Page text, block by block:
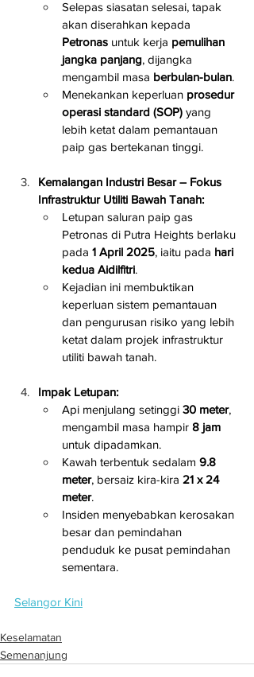
Selepas siasatan selesai, tapak
akan diserahkan kepada
Petronas untuk kerja pemulihan
jangka panjang, dijangka
mengambil masa berbulan-bulan.
Menekankan keperluan prosedur
operasi standard (SOP) yang
lebih ketat dalam pemantauan
paip gas bertekanan tinggi.
Kemalangan Industri Besar – Fokus
Infrastruktur Utiliti Bawah Tanah:
Letupan saluran paip gas
Petronas di Putra Heights berlaku
pada 1 April 2025, iaitu pada hari
kedua Aidilfitri.
Kejadian ini membuktikan
keperluan sistem pemantauan
dan pengurusan risiko yang lebih
ketat dalam projek infrastruktur
utiliti bawah tanah.
Impak Letupan:
Api menjulang setinggi 30 meter,
mengambil masa hampir 8 jam
untuk dipadamkan.
Kawah terbentuk sedalam 9.8
meter, bersaiz kira-kira 21 x 24
meter.
Insiden menyebabkan kerosakan
besar dan pemindahan
penduduk ke pusat pemindahan
sementara.
Selangor Kini
Keselamatan
Semenanjung